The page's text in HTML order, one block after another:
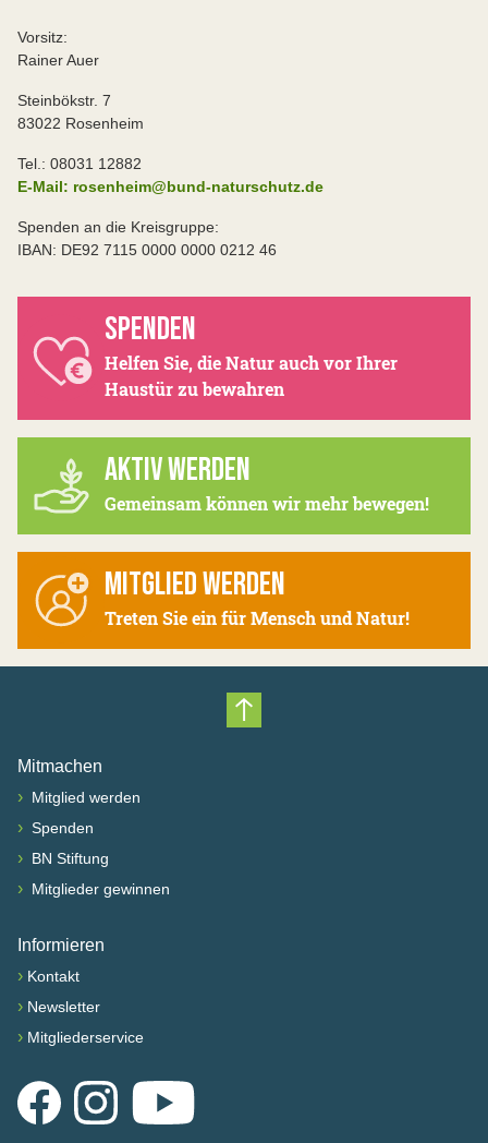
Vorsitz:
Rainer Auer
Steinbökstr. 7
83022 Rosenheim
Tel.: 08031 12882
E-Mail: rosenheim@bund-naturschutz.de
Spenden an die Kreisgruppe:
IBAN: DE92 7115 0000 0000 0212 46
SPENDEN
Helfen Sie, die Natur auch vor Ihrer
Haustür zu bewahren
AKTIV WERDEN
Gemeinsam können wir mehr bewegen!
MITGLIED WERDEN
Treten Sie ein für Mensch und Natur!
Nach oben scrollen
Mitmachen
› Mitglied werden
› Spenden
› BN Stiftung
› Mitglieder gewinnen
Informieren
› Kontakt
› Newsletter
› Mitgliederservice
FacebookInstagramYouTube